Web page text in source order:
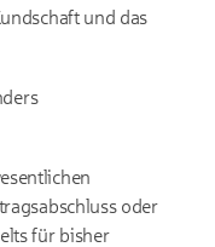
und das
oder
für bisher